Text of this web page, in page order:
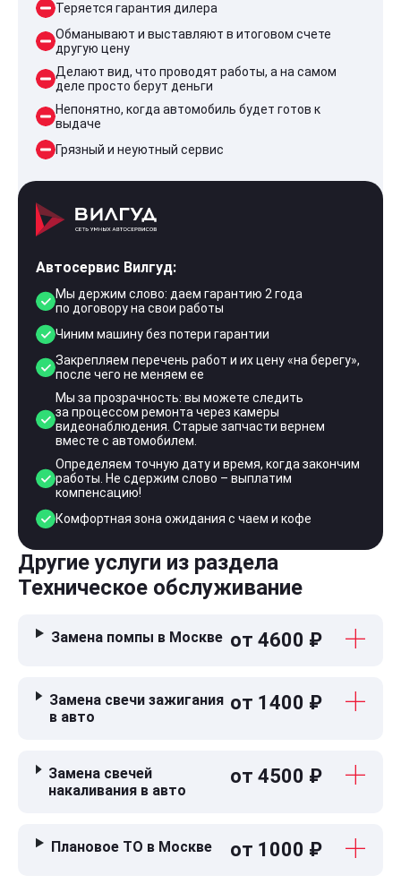
Теряется гарантия дилера
Обманывают и выставляют в итоговом счете
другую цену
Делают вид, что проводят работы, а на самом
деле просто берут деньги
Непонятно, когда автомобиль будет готов к
выдаче
Грязный и неуютный сервис
Автосервис Вилгуд:
Мы держим слово: даем гарантию 2 года
по договору на свои работы
Чиним машину без потери гарантии
Закрепляем перечень работ и их цену «на берегу»,
после чего не меняем ее
Мы за прозрачность: вы можете следить
за процессом ремонта через камеры
видеонаблюдения. Старые запчасти вернем
вместе с автомобилем.
Определяем точную дату и время, когда закончим
работы. Не сдержим слово – выплатим
компенсацию!
Комфортная зона ожидания с чаем и кофе
Другие услуги из раздела
Техническое обслуживание
Замена помпы в Москве от 4600 ₽
Замена свечи зажигания
в авто
от 1400 ₽
Замена свечей
накаливания в авто
от 4500 ₽
Плановое ТО в Москве от 1000 ₽